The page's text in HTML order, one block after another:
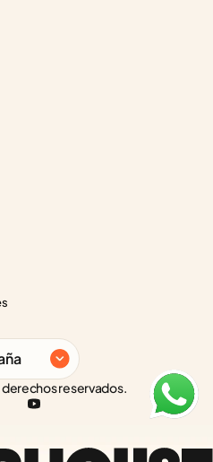
reservados.